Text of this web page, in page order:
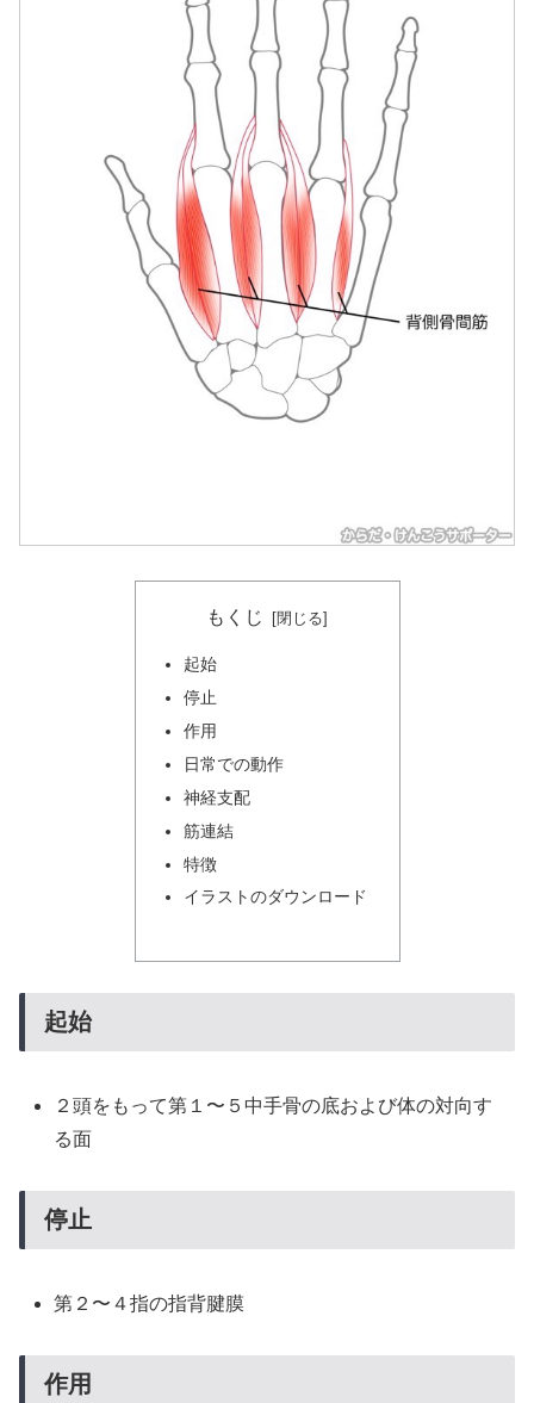
もくじ
起始
停止
作用
日常での動作
神経支配
筋連結
特徴
イラストのダウンロード
起始
２頭をもって第１〜５中手骨の底および体の対向す
る面
停止
第２〜４指の指背腱膜
作用